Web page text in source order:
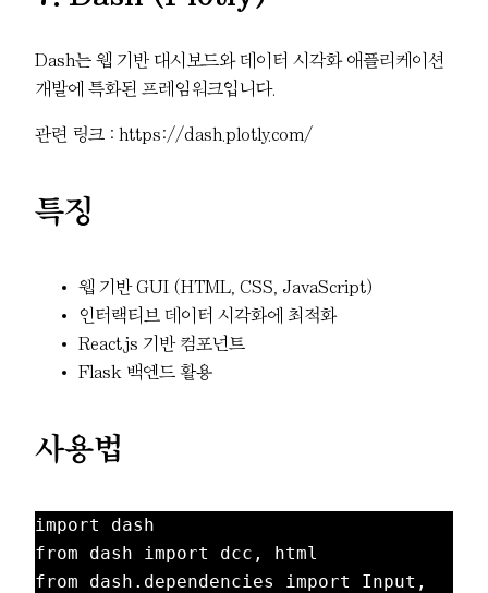
Dash는 웹 기반 대시보드와 데이터 시각화 애플리케이션
개발에 특화된 프레임워크입니다.
관련 링크 : https://dash.plotly.com/
특징
웹 기반 GUI (HTML, CSS, JavaScript)
인터랙티브 데이터 시각화에 최적화
React.js 기반 컴포넌트
Flask 백엔드 활용
사용법
import dash
from dash import dcc, html
from dash.dependencies import Input,